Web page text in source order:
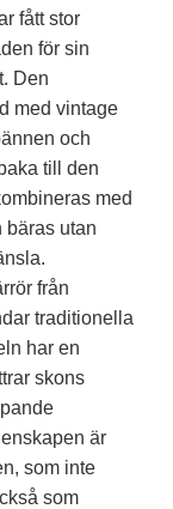
fått stor
för sin
Den
med vintage
och
till den
med
bäras utan
från
traditionella
har en
skons
är
som inte
som